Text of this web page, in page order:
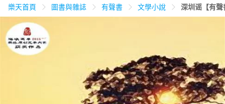
天天免運
3C家電 運動休閒 親子玩具
樂天首頁 圖書與雜誌 有聲書 文學小說 深圳谣【有聲